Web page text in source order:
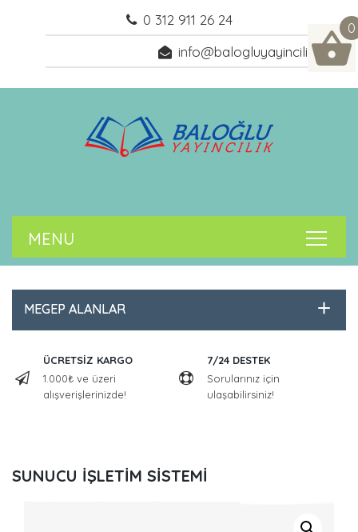
0 312 911 26 24
info@balogluyayincilik.com
MEGEP ALANLAR
ÜCRETSİZ KARGO
1.000₺ ve üzeri
alışverişlerinizde!
7/24 DESTEK
Sorularınız için
ulaşabilirsiniz!
SUNUCU İŞLETİM SİSTEMİ
0